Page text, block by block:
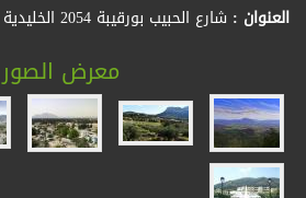
العنوان : شارع الحبيب بورقيبة 2054 الخليدية
معرض الصور